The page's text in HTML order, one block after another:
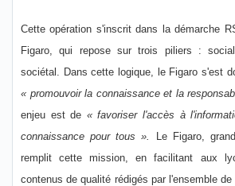
Cette opération s'inscrit dans la démarche
Figaro, qui repose sur trois piliers :
sociétal. Dans cette logique, le Figaro s'est
« promouvoir la connaissance et la
enjeu est de « favoriser l'accès à
connaissance pour tous ».
Le Figaro,
remplit cette mission, en facilitant aux
contenus de qualité rédigés par l'ensemble